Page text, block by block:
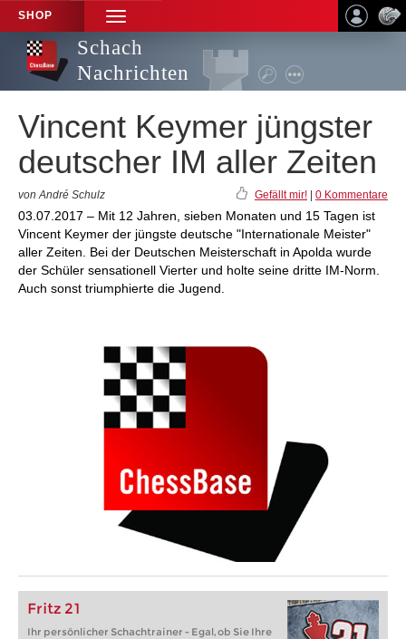
SHOP
TOGGLE
NAVIGATION
Schach
Nachrichten
Vincent Keymer jüngster
deutscher IM aller Zeiten
von André Schulz Gefällt mir! 0 Kommentare
03.07.2017 – Mit 12 Jahren, sieben Monaten und 15 Tagen ist
Vincent Keymer der jüngste deutsche "Internationale Meister"
aller Zeiten. Bei der Deutschen Meisterschaft in Apolda wurde
der Schüler sensationell Vierter und holte seine dritte IM-Norm.
Auch sonst triumphierte die Jugend.
Fritz 21
Ihr persönlicher Schachtrainer - Egal, ob Sie Ihre